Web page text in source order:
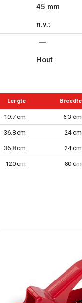
45 mm
n.v.t
Hout
Lengte Breedte
19.7 cm 6.3 cm
36.8 cm 24 cm
36.8 cm 24 cm
120 cm 80 cm